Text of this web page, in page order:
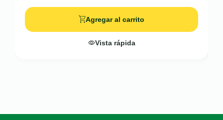
Agregar al carrito
Vista rápida